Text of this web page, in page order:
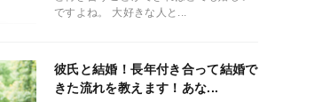
ですよね。 大好きな人と...
彼氏と結婚！長年付き合って結婚で
きた流れを教えます！あな...